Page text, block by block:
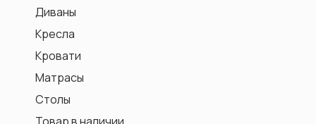
Кресла
Кровати
Диваны
Столы
Матрасы